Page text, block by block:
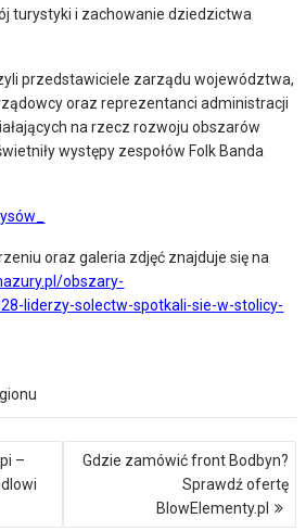
turystyki i zachowanie dziedzictwa
przedstawiciele zarządu województwa,
oraz reprezentanci administracji
na rzecz rozwoju obszarów
występy zespołów Folk Banda
oraz galeria zdjęć znajduje się na
obszary-
liderzy-solectw-spotkali-sie-w-stolicy-
–
Gdzie zamówić front Bodbyn?
Sprawdź ofertę
BlowElementy.pl